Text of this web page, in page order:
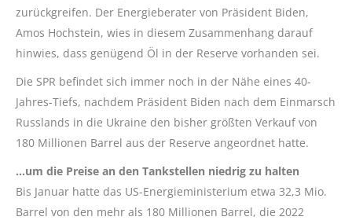
zurückgreifen. Der Energieberater von Präsident Biden,
Amos Hochstein, wies in diesem Zusammenhang darauf
hinwies, dass genügend Öl in der Reserve vorhanden sei.
Die SPR befindet sich immer noch in der Nähe eines 40-
Jahres-Tiefs, nachdem Präsident Biden nach dem Einmarsch
Russlands in die Ukraine den bisher größten Verkauf von
180 Millionen Barrel aus der Reserve angeordnet hatte.
…um die Preise an den Tankstellen niedrig zu halten
Bis Januar hatte das US-Energieministerium etwa 32,3 Mio.
Barrel von den mehr als 180 Millionen Barrel, die 2022